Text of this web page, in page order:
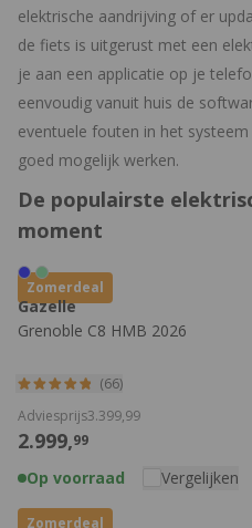
elektrische aandrijving of er
de fiets is uitgerust met een
je aan een applicatie op je
eenvoudig vanuit huis de
eventuele fouten in het
goed mogelijk werken.
De populairste
moment
Zomerdeal
Gazelle
Grenoble C8 HMB 2026
(66)
2.999,99
Adviesprijs3.399,99
Op voorraad Vergelijken
Zomerdeal